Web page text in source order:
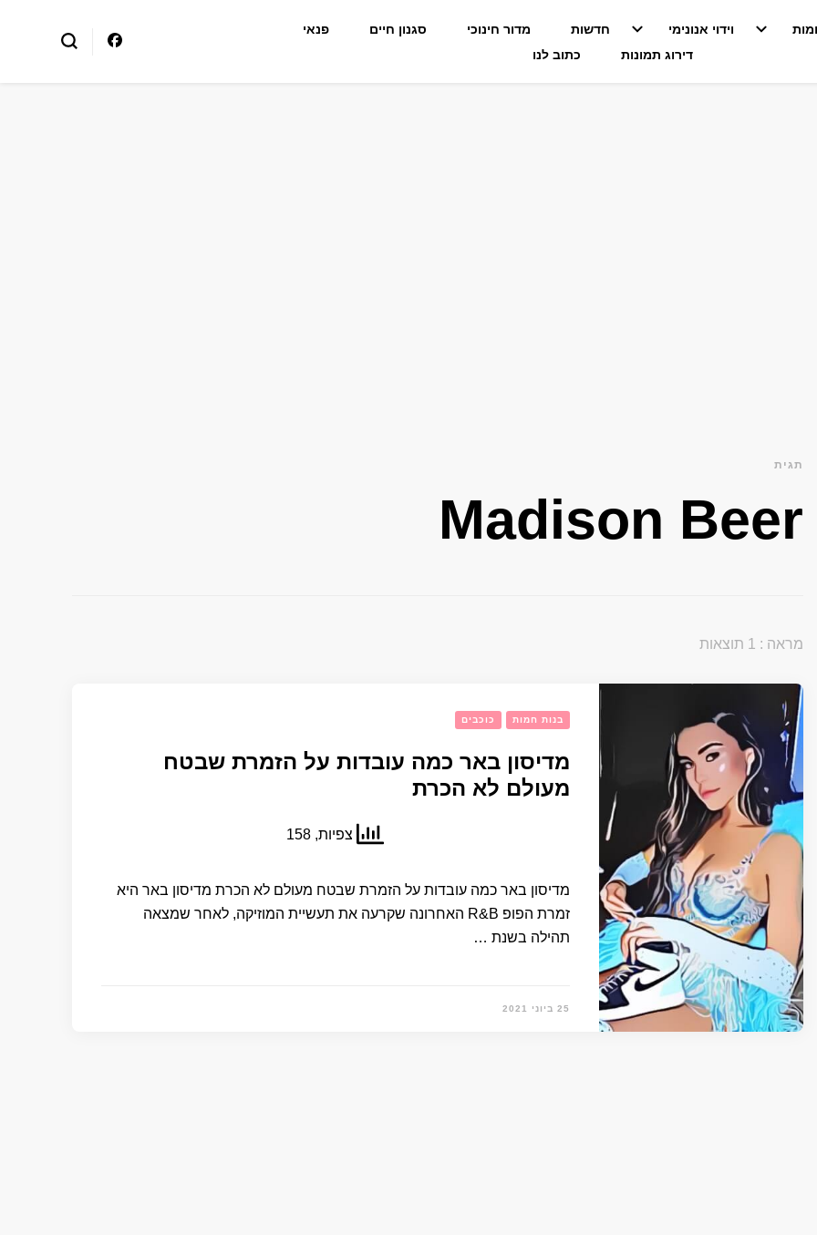
וידוי אנונימי חדשות מדור חינוכי סגנון חיים
פנאי
דירוג תמונות
כתוב לנו
תגית
Madison Beer
מראה : 1 תוצאות
בנות חמות כוכבים
מדיסון באר כמה עובדות על הזמרת שבטח
מעולם לא הכרת
צפיות, 158
מדיסון באר כמה עובדות על הזמרת שבטח מעולם לא הכרת מדיסון באר היא
זמרת הפופ R&B האחרונה שקרעה את תעשיית המוזיקה, לאחר שמצאה
תהילה בשנת …
25 ביוני 2021